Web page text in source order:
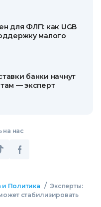
для ФЛП: как UGB
малого
банки начнут
— эксперт
нас
и Политика / Эксперты:
стабилизировать